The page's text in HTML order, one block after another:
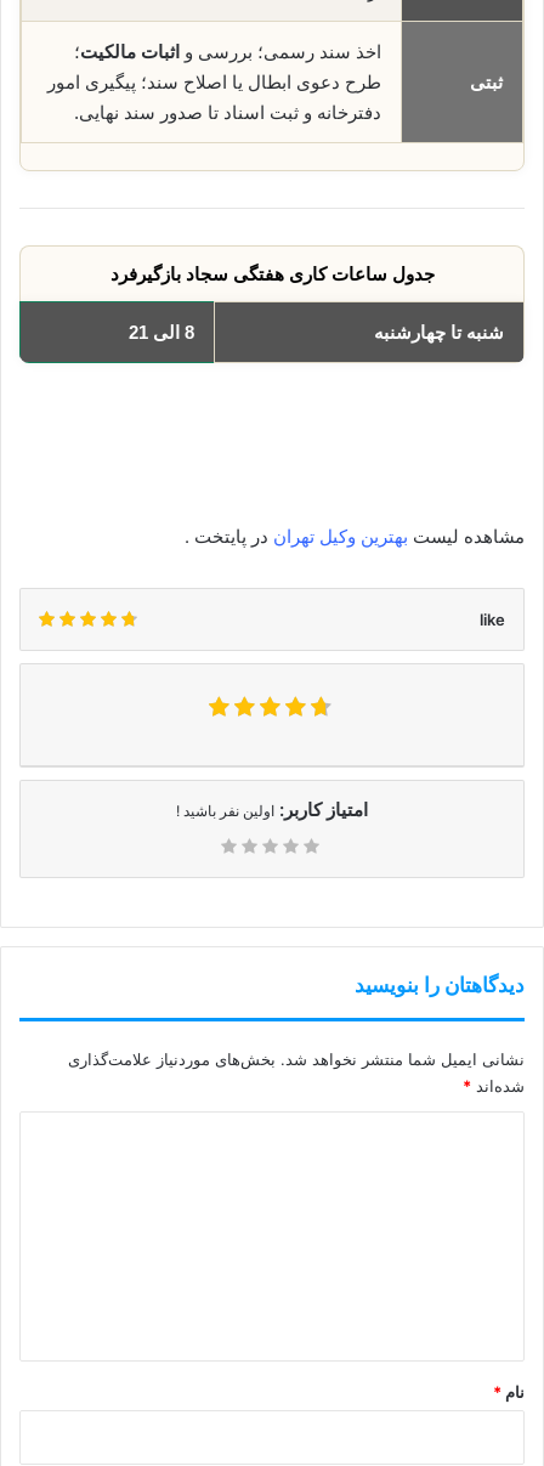
ثبتی
اخذ سند رسمی؛ بررسی و اثبات مالکیت؛
طرح دعوی ابطال یا اصلاح سند؛ پیگیری امور
دفترخانه و ثبت اسناد تا صدور سند نهایی.
جدول ساعات کاری هفتگی سجاد بازگیرفرد
شنبه تا چهارشنبه 8 الی 21
مشاهده لیست بهترین وکیل تهران در پایتخت .
like
امتیاز کاربر: اولین نفر باشید !
دیدگاهتان را بنویسید
نشانی ایمیل شما منتشر نخواهد شد. بخش‌های موردنیاز علامت‌گذاری
شده‌اند *
نام *